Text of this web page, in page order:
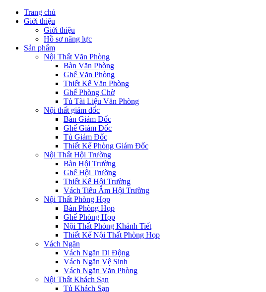
Trang chủ
Giới thiệu
Giới thiệu
Hồ sơ năng lực
Sản phẩm
Nội Thất Văn Phòng
Bàn Văn Phòng
Ghế Văn Phòng
Thiết Kế Văn Phòng
Ghế Phòng Chờ
Tủ Tài Liệu Văn Phòng
Nội thất giám đốc
Bàn Giám Đốc
Ghế Giám Đốc
Tủ Giám Đốc
Thiết Kế Phòng Giám Đốc
Nội Thất Hội Trường
Bàn Hội Trường
Ghế Hội Trường
Thiết Kế Hội Trường
Vách Tiêu Âm Hội Trường
Nội Thất Phòng Họp
Bàn Phòng Họp
Ghế Phòng Họp
Nội Thất Phòng Khánh Tiết
Thiết Kế Nội Thất Phòng Họp
Vách Ngăn
Vách Ngăn Di Động
Vách Ngăn Vệ Sinh
Vách Ngăn Văn Phòng
Nội Thất Khách Sạn
Tủ Khách Sạn